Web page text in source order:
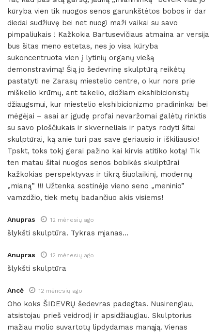
kūryba vien tik nuogos senos garunkštėtos bobos ir dar
diedai sudžiuvę bei net nuogi maži vaikai su savo
pimpaliukais ! Kažkokia Bartusevičiaus atmaina ar versija
bus šitas meno estetas, nes jo visa kūryba
sukoncentruota vien į lytinių organų viešą
demonstravimą! Šią jo šedevrinę skulptūrą reikėtų
pastatyti ne Zarasų miestelio centre, o kur nors prie
miškelio krūmų, ant takelio, didžiam ekshibicionistų
džiaugsmui, kur miestelio ekshibicionizmo pradininkai bei
mėgėjai – asai ar įgudę profai nevaržomai galėtų rinktis
su savo ploščiukais ir skverneliais ir patys rodyti šitai
skulptūrai, ką anie turi pas save geriausio ir iškiliausio!
Tpskt, toks tokį gerai pažino kai kirvis atitiko kotą! Tik
ten matau šitai nuogos senos bobikės skulptūrai
kažkokias perspektyvas ir tikrą šiuolaikinį, modernų
„mianą” !!! Užtenka sostinėje vieno seno „meninio”
vamzdžio, tiek metų badančiuo akis visiems!
Anupras 12 mėnesių ago
šlykšti skulptūra. Tykras mjanas…
Anupras 12 mėnesių ago
šlykšti skulptūra
Ancė 12 mėnesių ago
Oho koks ŠIDEVRŲ šedevras padegtas. Nusirengiau,
atsistojau prieš veidrodį ir apsidžiaugiau. Skulptorius
mažiau molio suvartotų lipdydamas manąją. Vienas